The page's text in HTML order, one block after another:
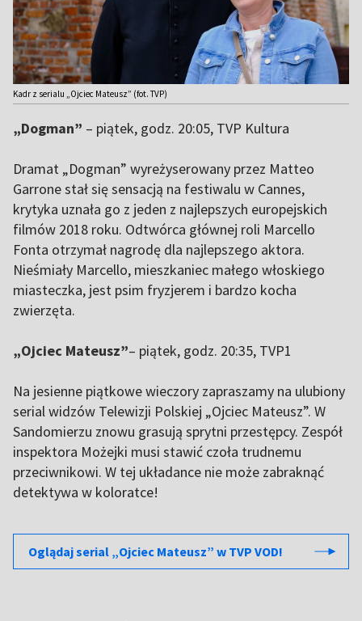
Kadr z serialu „Ojciec Mateusz” (fot. TVP)
„Dogman” – piątek, godz. 20:05, TVP Kultura
Dramat „Dogman” wyreżyserowany przez Matteo
Garrone stał się sensacją na festiwalu w Cannes,
krytyka uznała go z jeden z najlepszych europejskich
filmów 2018 roku. Odtwórca głównej roli Marcello
Fonta otrzymał nagrodę dla najlepszego aktora.
Nieśmiały Marcello, mieszkaniec małego włoskiego
miasteczka, jest psim fryzjerem i bardzo kocha
zwierzęta.
„Ojciec Mateusz”– piątek, godz. 20:35, TVP1
Na jesienne piątkowe wieczory zapraszamy na ulubiony
serial widzów Telewizji Polskiej „Ojciec Mateusz”. W
Sandomierzu znowu grasują sprytni przestępcy. Zespół
inspektora Możejki musi stawić czoła trudnemu
przeciwnikowi. W tej układance nie może zabraknąć
detektywa w koloratce!
Oglądaj serial „Ojciec Mateusz” w TVP VOD!